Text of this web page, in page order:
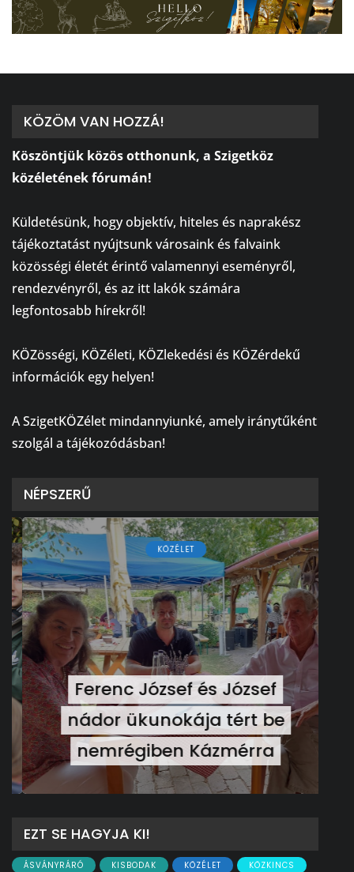
KÖZÖM VAN HOZZÁ!
Köszöntjük közös otthonunk, a Szigetköz
közéletének fórumán!
Küldetésünk, hogy objektív, hiteles és naprakész
tájékoztatást nyújtsunk városaink és falvaink
közösségi életét érintő valamennyi eseményről,
rendezvényről, és az itt lakók számára
legfontosabb hírekről!
KÖZösségi, KÖZéleti, KÖZlekedési és KÖZérdekű
információk egy helyen!
A SzigetKÖZélet mindannyiunké, amely iránytűként
szolgál a tájékozódásban!
NÉPSZERŰ
KÖZÉLET
Ferenc József és József
nádor ükunokája tért be
nemrégiben Kázmérra
EZT SE HAGYJA KI!
ÁSVÁNYRÁRÓ KISBODAK KÖZÉLET KÖZKINCS